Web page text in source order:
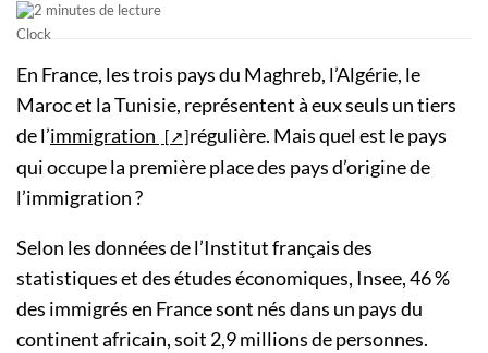
2 minutes de lecture
En France, les trois pays du Maghreb, l’Algérie, le
Maroc et la Tunisie, représentent à eux seuls un tiers
de l’immigration
régulière. Mais quel est le pays
qui occupe la première place des pays d’origine de
l’immigration ?
Selon les données de l’Institut français des
statistiques et des études économiques, Insee, 46 %
des immigrés en France sont nés dans un pays du
continent africain, soit 2,9 millions de personnes.